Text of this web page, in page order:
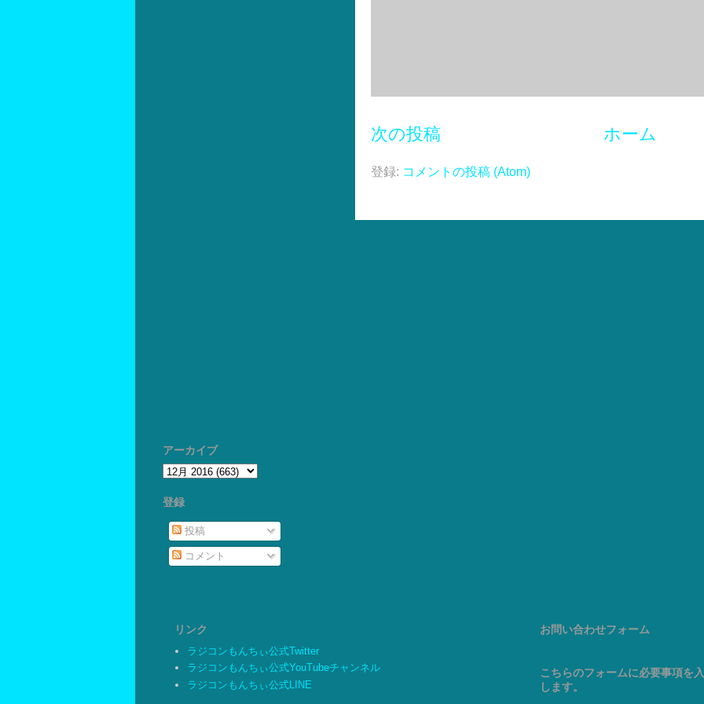
次の投稿 ホーム
登録: コメントの投稿 (Atom)
アーカイブ
登録
投稿
コメント
リンク
ラジコンもんちぃ公式Twitter
ラジコンもんちぃ公式YouTubeチャンネル
ラジコンもんちぃ公式LINE
お問い合わせフォーム
こちらのフォームに必要事項を
します。